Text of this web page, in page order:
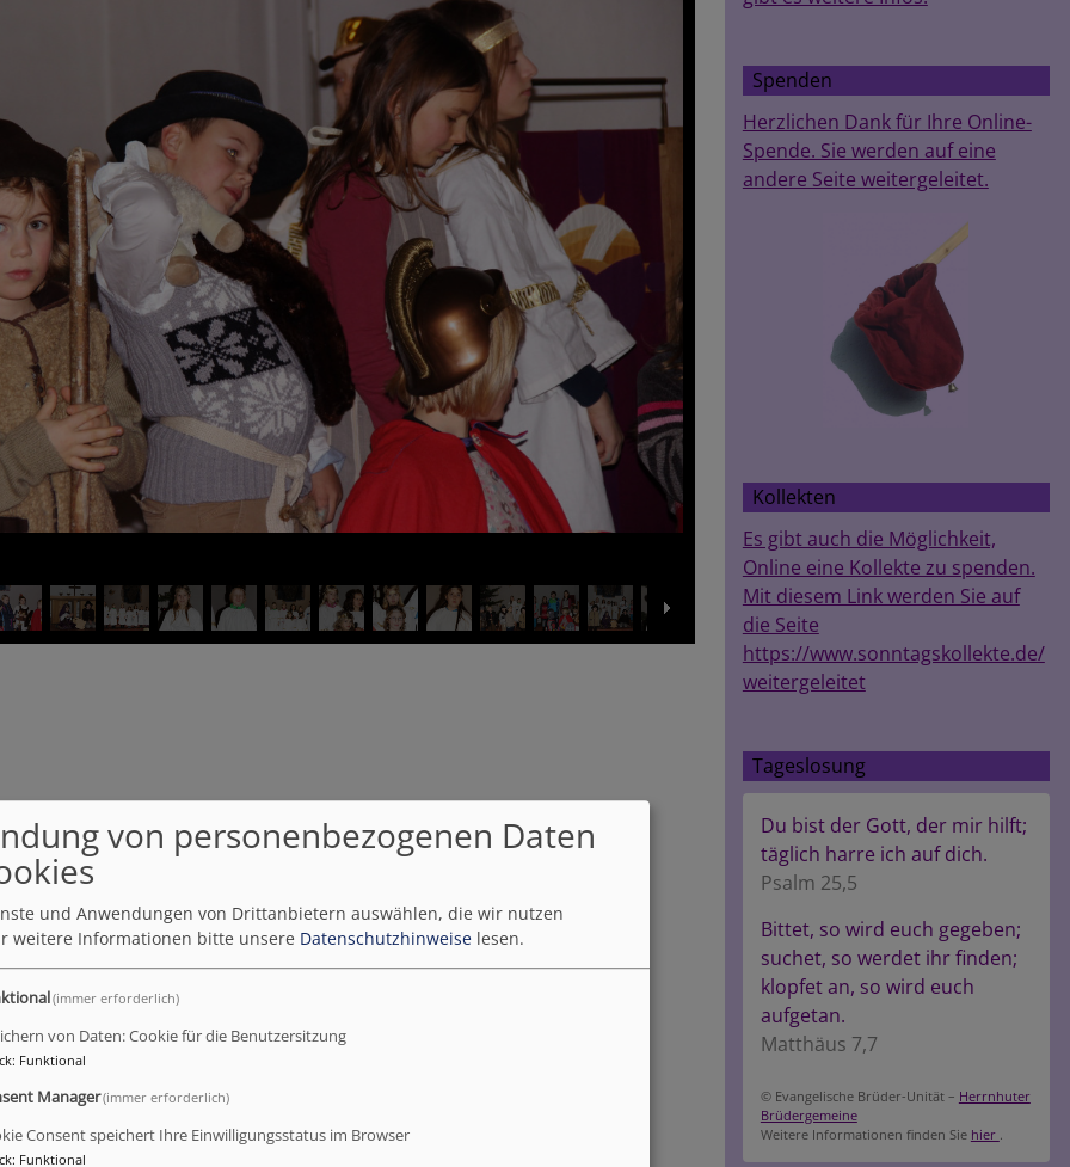
Spenden
Herzlichen Dank für Ihre Online-
Spende. Sie werden auf eine
andere Seite weitergeleitet.
Kollekten
Es gibt auch die Möglichkeit,
Online eine Kollekte zu spenden.
Mit diesem Link werden Sie auf
die Seite
https://www.sonntagskollekte.de/
weitergeleitet
Tageslosung
Du bist der Gott, der mir hilft;
täglich harre ich auf dich.
Psalm 25,5
Bittet, so wird euch gegeben;
suchet, so werdet ihr finden;
klopfet an, so wird euch
aufgetan.
Matthäus 7,7
© Evangelische Brüder-Unität – Herrnhuter
Brüdergemeine
Weitere Informationen finden Sie hier .
von personenbezogenen Daten
und Anwendungen von Drittanbietern auswählen, die wir nutzen
weitere Informationen bitte unsere Datenschutzhinweise lesen.
(immer erforderlich)
von Daten: Cookie für die Benutzersitzung
: Funktional
Manager(immer erforderlich)
Consent speichert Ihre Einwilligungsstatus im Browser
: Funktional